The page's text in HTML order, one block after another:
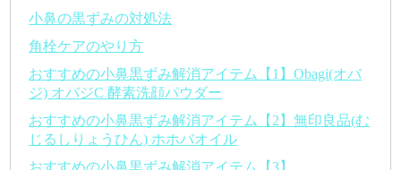
小鼻の黒ずみの対処法
角栓ケアのやり方
おすすめの小鼻黒ずみ解消アイテム【1】Obagi(オバ
ジ) オバジC 酵素洗顔パウダー
おすすめの小鼻黒ずみ解消アイテム【2】無印良品(む
じるしりょうひん) ホホバオイル